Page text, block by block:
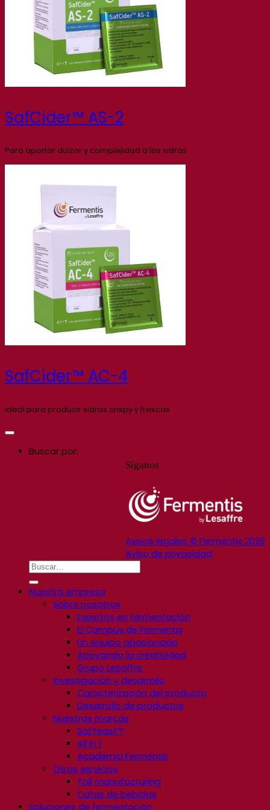
SafCider™ AS-2
Para aportar dulzor y complejidad a las sidras
SafCider™ AC-4
Ideal para producir sidras crispy y frescas
Síganos
Avisos legales © Fermentis 2026
Aviso de privacidad
Buscar por:
Nuestra empresa
Sobre nosotros
Expertos en fermentación
El Campus de Fermentis
Un equipo apasionado
Apoyando la creatividad
Grupo Lesaffre
Investigación y desarrollo
Caracterización del producto
Desarrollo de productos
Nuestras marcas
SafYeast™
All In 1
Academia Fermentis
Otros servicios
Toll manufacturing
Catas de bebidas
Soluciones de fermentación